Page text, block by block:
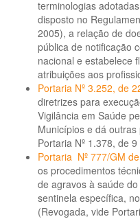
terminologias
disposto no
2005), a relação de
pública de notificação
nacional e estabelece
atribuições aos
Portaria Nº 3.252, de
diretrizes para
Vigilância em Saúde
Municípios e dá
Portaria Nº 1.378, de
Portaria Nº 777/GM
os procedimentos
de agravos à saúde
sentinela específica,
(Revogada, vide